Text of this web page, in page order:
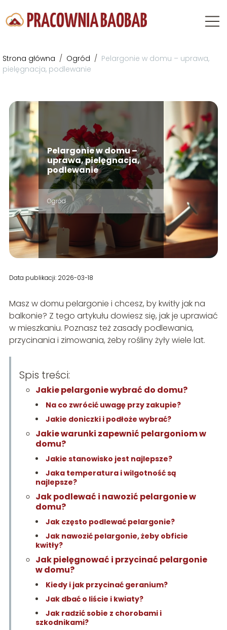
Strona główna / Ogród / Pelargonie w domu – uprawa,
pielęgnacja, podlewanie
Pelargonie w domu –
uprawa, pielęgnacja,
podlewanie
Ogród
Data publikacji: 2026-03-18
Masz w domu pelargonie i chcesz, by kwitły jak na
balkonie? Z tego artykułu dowiesz się, jak je uprawiać
w mieszkaniu. Poznasz też zasady podlewania,
przycinania i zimowania, żeby rośliny żyły wiele lat.
Spis treści:
Jakie pelargonie wybrać do domu?
Na co zwrócić uwagę przy zakupie?
Jakie doniczki i podłoże wybrać?
Jakie warunki zapewnić pelargoniom w
domu?
Jakie stanowisko jest najlepsze?
Jaka temperatura i wilgotność są
najlepsze?
Jak podlewać i nawozić pelargonie w
domu?
Jak często podlewać pelargonie?
Jak nawozić pelargonie, żeby obficie
kwitły?
Jak pielęgnować i przycinać pelargonie
w domu?
Kiedy i jak przycinać geranium?
Jak dbać o liście i kwiaty?
Jak radzić sobie z chorobami i
szkodnikami?